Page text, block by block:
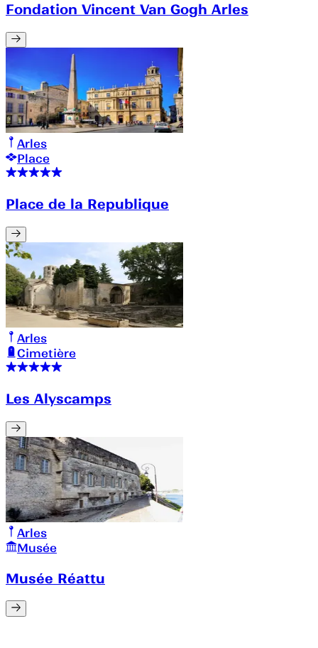
Fondation Vincent Van Gogh Arles
Arles
Place
Place de la Republique
Arles
Cimetière
Les Alyscamps
Arles
Musée
Musée Réattu